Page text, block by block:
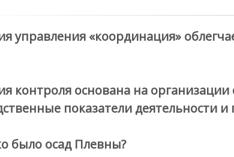
управления «координация»
контроля основана на организации
показатели деятельности
было осад Плевны?